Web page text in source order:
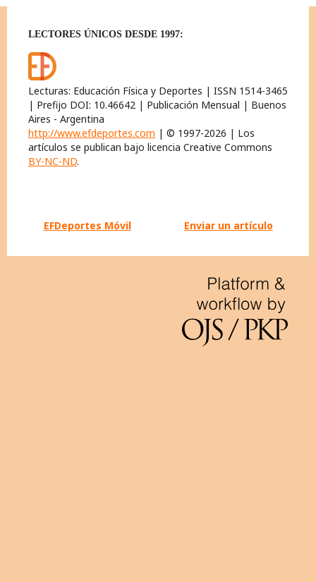
LECTORES ÚNICOS DESDE 1997:
Lecturas: Educación Física y Deportes | ISSN 1514-3465
| Prefijo DOI: 10.46642 | Publicación Mensual | Buenos
Aires - Argentina
http://www.efdeportes.com | © 1997-2026 | Los
artículos se publican bajo licencia Creative Commons
BY-NC-ND.
EFDeportes Móvil Enviar un artículo